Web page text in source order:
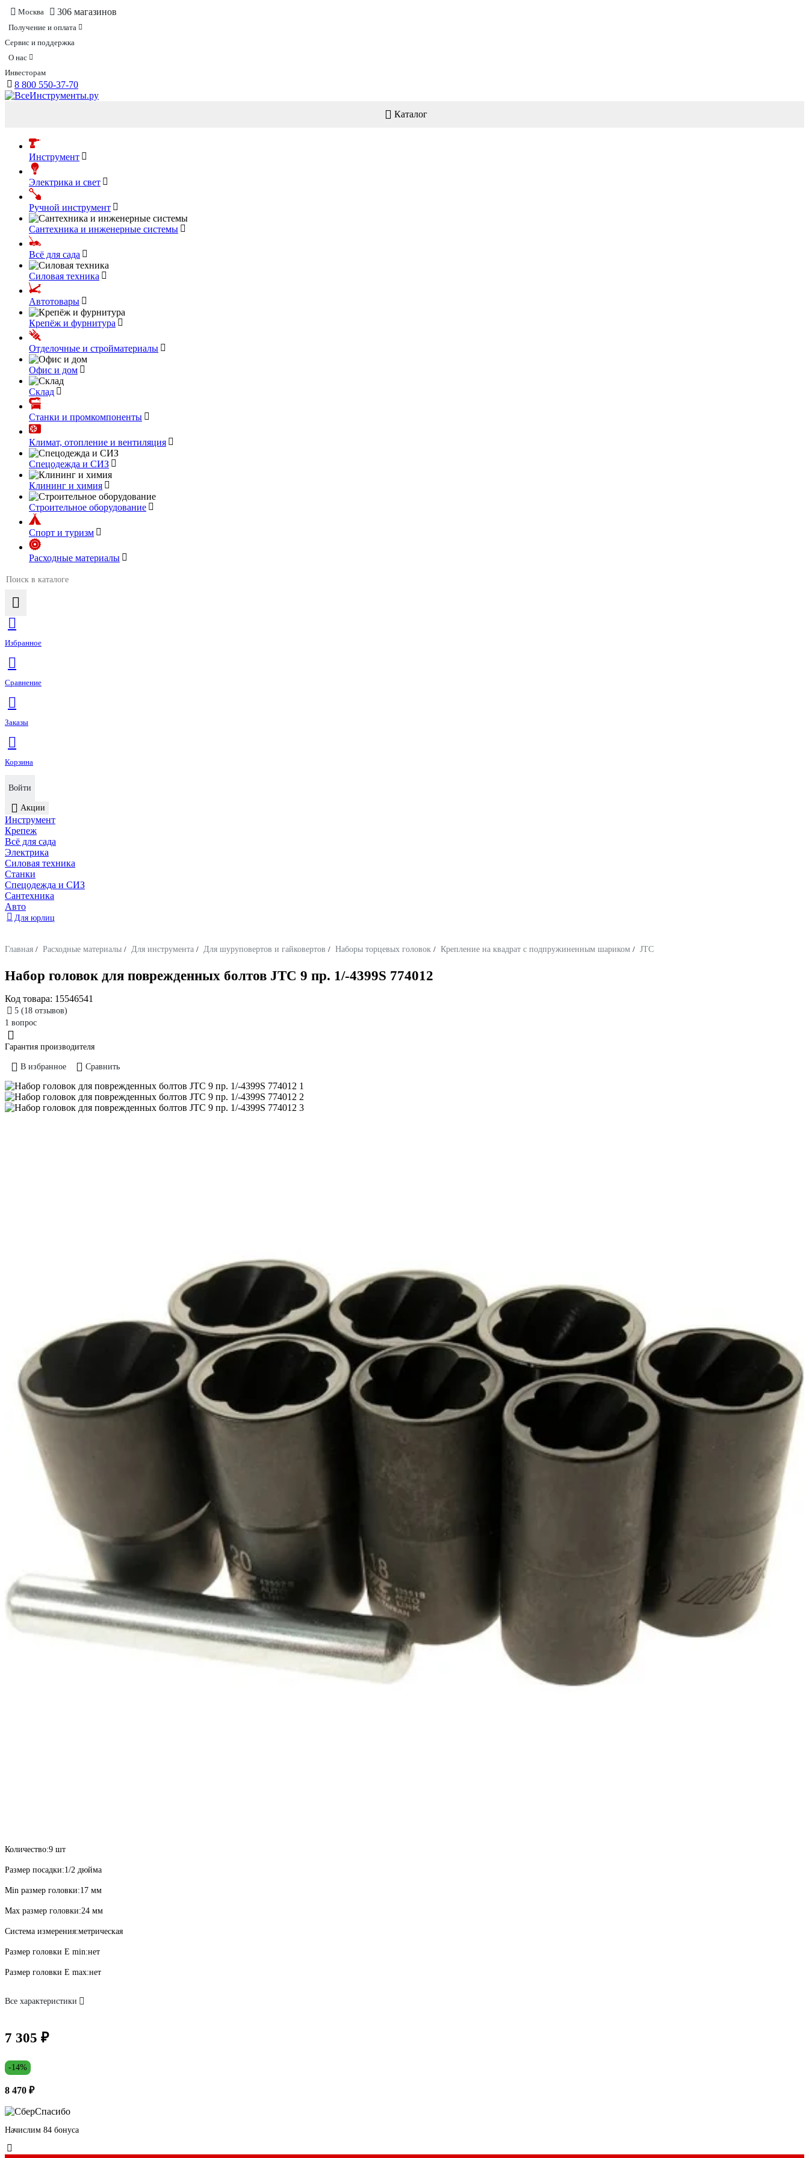
Москва 306 магазинов
Получение и оплата
Сервис и поддержка
О нас
Инвесторам
8 800 550-37-70
Каталог
Инструмент
Электрика и свет
Ручной инструмент
Сантехника и инженерные системы
Всё для сада
Силовая техника
Автотовары
Крепёж и фурнитура
Отделочные и стройматериалы
Офис и дом
Склад
Станки и промкомпоненты
Климат, отопление и вентиляция
Спецодежда и СИЗ
Клининг и химия
Строительное оборудование
Спорт и туризм
Расходные материалы
Избранное
Сравнение
Заказы
Корзина
Войти
Акции
Инструмент
Крепеж
Всё для сада
Электрика
Силовая техника
Станки
Спецодежда и СИЗ
Сантехника
Авто
Для юрлиц
Главная / Расходные материалы / Для инструмента / Для шуруповертов и гайковертов / Наборы торцевых головок / Крепление на квадрат с подпружиненным шариком / JTC
Набор головок для поврежденных болтов JTC 9 пр. 1/-4399S 774012
Код товара: 15546541
5 (18 отзывов)
1 вопрос
Гарантия производителя
В избранное Сравнить
Количество:9 шт
Размер посадки:1/2 дюйма
Min размер головки:17 мм
Max размер головки:24 мм
Система измерения:метрическая
Размер головки E min:нет
Размер головки E max:нет
Все характеристики
7 305 ₽
-14%
8 470 ₽
Начислим 84 бонуса